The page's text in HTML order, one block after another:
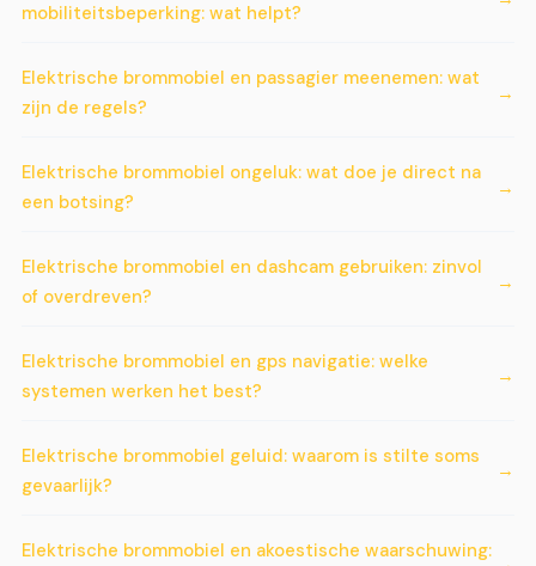
mobiliteitsbeperking: wat helpt?
Elektrische brommobiel en passagier meenemen: wat
zijn de regels?
Elektrische brommobiel ongeluk: wat doe je direct na
een botsing?
Elektrische brommobiel en dashcam gebruiken: zinvol
of overdreven?
Elektrische brommobiel en gps navigatie: welke
systemen werken het best?
Elektrische brommobiel geluid: waarom is stilte soms
gevaarlijk?
Elektrische brommobiel en akoestische waarschuwing: